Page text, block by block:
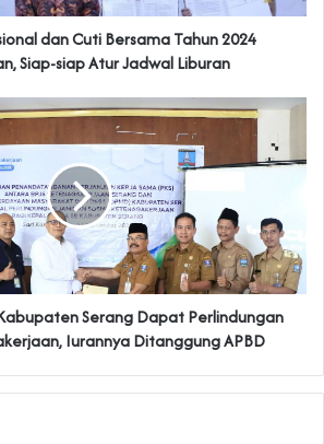
dan Cuti Bersama Tahun 2024
Siap-siap Atur Jadwal Liburan
Serang Dapat Perlindungan
Iurannya Ditanggung APBD